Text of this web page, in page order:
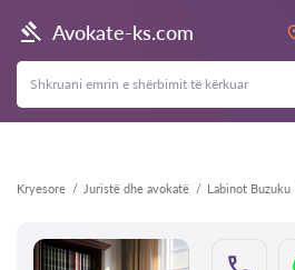
Avokate-ks.com
Kryesore Juristë dhe avokatë Labinot Buzuku
Kthehu